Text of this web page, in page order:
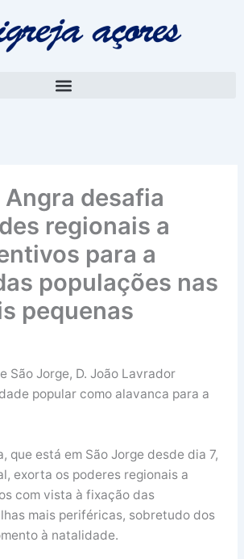
Angra desafia
regionais a
para a
populações nas
pequenas
São Jorge, D. João Lavrador
popular como alavanca para a
que está em São Jorge desde dia 7,
exorta os poderes regionais a
com vista à fixação das
mais periféricas, sobretudo dos
à natalidade.